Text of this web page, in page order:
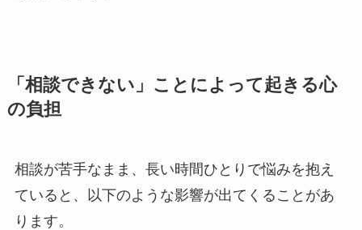
「相談できない」ことによって起きる心
の負担
相談が苦手なまま、長い時間ひとりで悩みを抱え
ていると、以下のような影響が出てくることがあ
ります。